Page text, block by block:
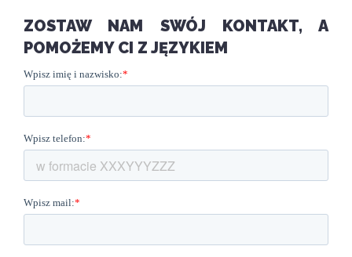
ZOSTAW NAM SWÓJ KONTAKT, A
POMOŻEMY CI Z JĘZYKIEM